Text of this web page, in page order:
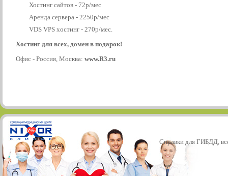
Хостинг сайтов - 72р/мес
Аренда сервера - 2250р/мес
VDS VPS хостинг - 270р/мес.
Хостинг для всех, домен в подарок!
Офис - Россия, Москва: www.R3.ru
Справки для ГИБДД,